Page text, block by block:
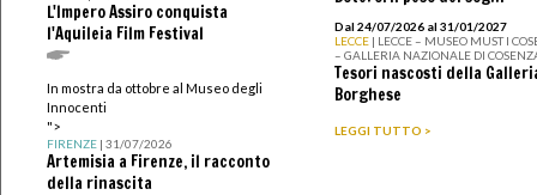
L'Impero Assiro conquista
l'Aquileia Film Festival
In mostra da ottobre al Museo degli
Innocenti
">
FIRENZE| 31/07/2026
Artemisia a Firenze, il racconto
della rinascita
Dal 24/07/2026 al 31/01/2027
LECCE | LECCE – MUSEO MUST I
– GALLERIA NAZIONALE DI
Tesori nascosti della
Borghese
LEGGI TUTTO >